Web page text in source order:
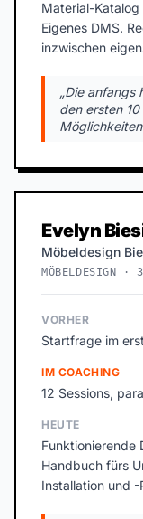
Material-
Eigenes DMS.
inzwischen
„Die anfangs
den ersten
Evelyn
Möbeldesign
MÖBELDESIGN ·
VORHER
Startfrage im
IM COACHING
12 Sessions,
HEUTE
Funktionierende
Handbuch fürs
Installation und -